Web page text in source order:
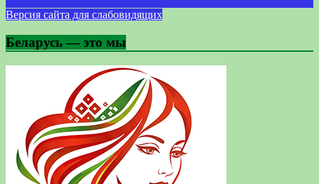
Версия сайта для слабовидящих
Беларусь — это мы